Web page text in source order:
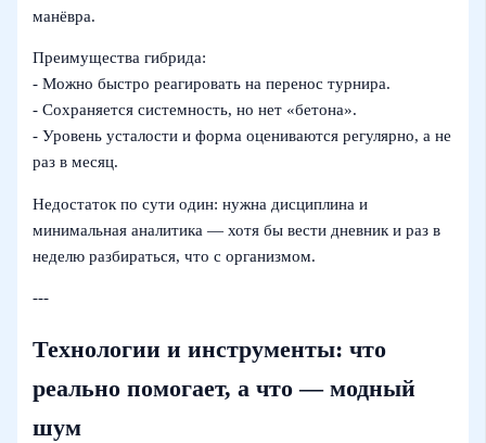
манёвра.
Преимущества гибрида:
- Можно быстро реагировать на перенос турнира.
- Сохраняется системность, но нет «бетона».
- Уровень усталости и форма оцениваются регулярно, а не
раз в месяц.
Недостаток по сути один: нужна дисциплина и
минимальная аналитика — хотя бы вести дневник и раз в
неделю разбираться, что с организмом.
---
Технологии и инструменты: что
реально помогает, а что — модный
шум